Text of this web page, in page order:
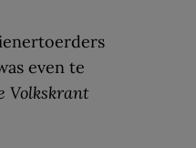
even te
Volkskrant